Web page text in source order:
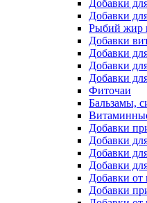
Добавки
Добавки
Рыбий жир
Добавки
Добавки
Добавки
Добавки
Фиточаи
Бальзамы,
Добавки
Добавки
Добавки
Добавки
Добавки
Добавки